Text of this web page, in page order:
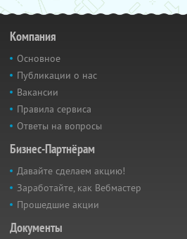
Компания
Основное
Публикации о нас
Вакансии
Правила сервиса
Ответы на вопросы
Бизнес-Партнёрам
Давайте сделаем акцию!
Заработайте, как Вебмастер
Прошедшие акции
Документы